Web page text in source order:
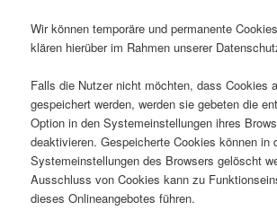
Wir können temporäre und permanente
klären hierüber im Rahmen unserer
Falls die Nutzer nicht möchten, dass Cookies
gespeichert werden, werden sie gebeten die
Option in den Systemeinstellungen ihres
deaktivieren. Gespeicherte Cookies können in
Systemeinstellungen des Browsers gelöscht
Ausschluss von Cookies kann zu
dieses Onlineangebotes führen.